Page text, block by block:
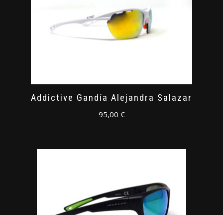
Addictive Gandía Alejandra Salazar
95,00 €